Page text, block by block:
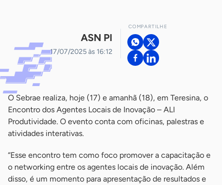
ASN PI
17/07/2025 às 16:12
COMPARTILHE
O Sebrae realiza, hoje (17) e amanhã (18), em Teresina, o
Encontro dos Agentes Locais de Inovação – ALI
Produtividade. O evento conta com oficinas, palestras e
atividades interativas.
“Esse encontro tem como foco promover a capacitação e
o networking entre os agentes locais de inovação. Além
disso, é um momento para apresentação de resultados e